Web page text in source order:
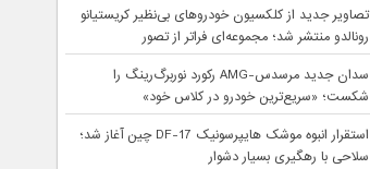
تصاویر جدید از کلکسیون خودروهای بی‌نظیر کریستیانو
رونالدو منتشر شد؛ مجموعه‌ای فراتر از تصور
سدان جدید مرسدس-AMG رکورد نوربرگ‌رینگ را
شکست؛ «سریع‌ترین خودرو در کلاس خود»
استقرار انبوه موشک هایپرسونیک DF-17 چین آغاز شد؛
سلاحی با رهگیری بسیار دشوار